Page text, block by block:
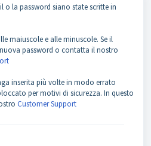
o la password siano state scritte in
maiuscole e alle minuscole. Se il
password o contatta il nostro
inserita più volte in modo errato
per motivi di sicurezza. In questo
Customer Support